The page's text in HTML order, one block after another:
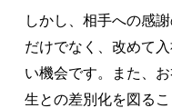
しかし、相手への感
だけでなく、改めて
い機会です。また、
生との差別化を図るこ